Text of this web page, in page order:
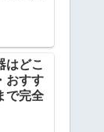
はどこ
おすす
で完全